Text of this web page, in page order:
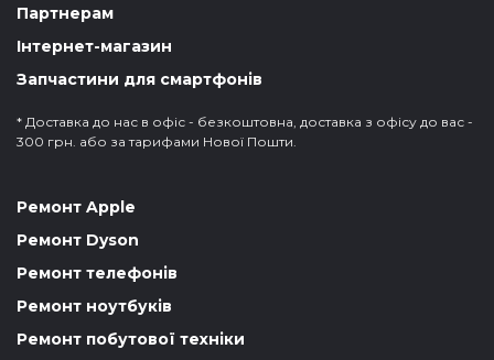
Партнерам
Інтернет-магазин
Запчастини для смартфонів
* Доставка до нас в офіс - безкоштовна, доставка з офісу до вас -
300 грн. або за тарифами Нової Пошти.
Ремонт Apple
Ремонт Dyson
Ремонт телефонів
Ремонт ноутбуків
Ремонт побутової техніки